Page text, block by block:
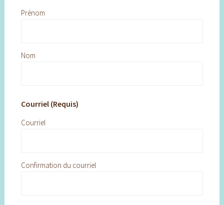
Prénom
Nom
Courriel (Requis)
Courriel
Confirmation du courriel